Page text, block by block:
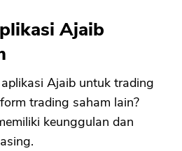
Ajaib
Ajaib untuk trading
trading saham lain?
keunggulan dan